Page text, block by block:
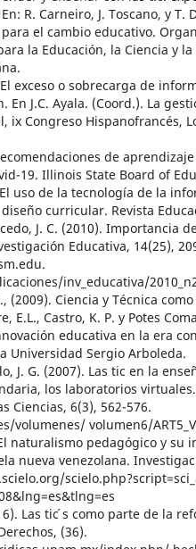
R. Carneiro, J. Toscano, y T.
el cambio educativo.
la Educación, la Ciencia y
exceso o sobrecarga de
En J.C. Ayala. (Coord.). La
ix Congreso Hispanofrancés,
de
19. Illinois State Board of
uso de la tecnología de la
curricular. Revista
J. C. (2010). Importancia
Educativa, 14(25),
inv_educativa/
(2009). Ciencia y Técnica
E.L., Castro, K. P. y Potes
educativa en la era
Universidad Sergio Arboleda.
J. G. (2007). Las tic en la
los laboratorios
Ciencias, 6(3), 562-576.
volumenes/ volumen6/
naturalismo pedagógico y su
nueva venezolana.
Las tic ́s como parte de la
(36).